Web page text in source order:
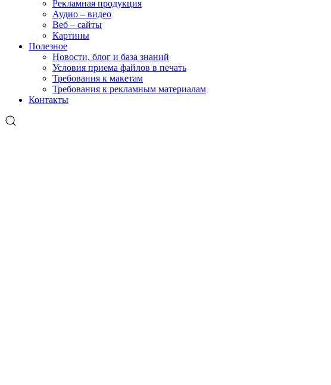
Рекламная продукция
Аудио – видео
Веб – сайты
Картины
Полезное
Новости, блог и база знаний
Условия приема файлов в печать
Требования к макетам
Требования к рекламным материалам
Контакты